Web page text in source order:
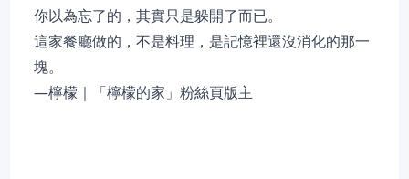
你以為忘了的，其實只是躲開了而已。
這家餐廳做的，不是料理，是記憶裡還沒消化的那一
塊。
—檸檬｜「檸檬的家」粉絲頁版主